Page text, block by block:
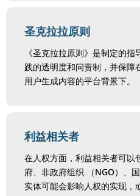
圣克拉拉原则
《圣克拉拉原则》是制定的
践的透明度和问责制，并保障
用户生成内容的平台背景下。
利益相关者
在人权方面，利益相关者可以
府、非政府组织 （NGO）、
实体可能会影响人权的实现，